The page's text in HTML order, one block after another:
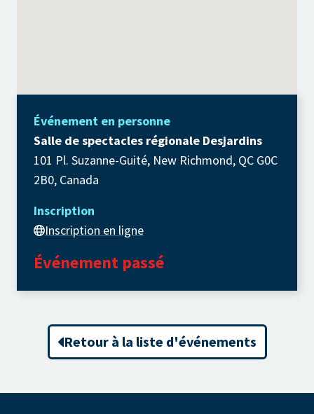
Événement en personne
Salle de spectacles régionale Desjardins
101 Pl. Suzanne-Guité, New Richmond, QC G0C
2B0, Canada
Inscription
Inscription en ligne
Événement passé
Retour à la liste d'événements